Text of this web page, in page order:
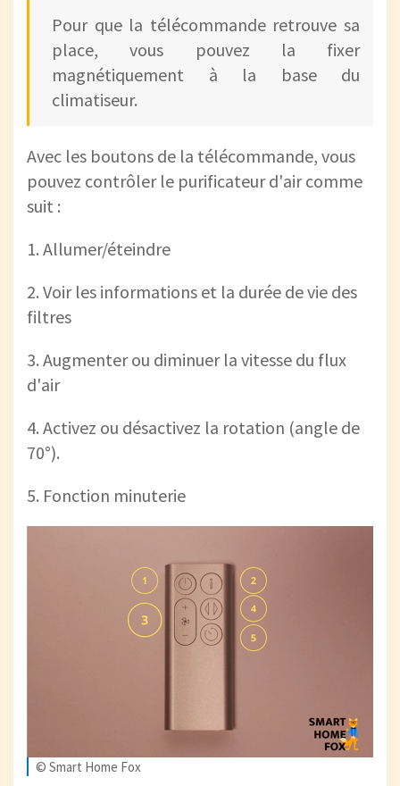
Pour que la télécommande retrouve sa
place, vous pouvez la fixer
magnétiquement à la base du
climatiseur.
Avec les boutons de la télécommande, vous
pouvez contrôler le purificateur d'air comme
suit :
1. Allumer/éteindre
2. Voir les informations et la durée de vie des
filtres
3. Augmenter ou diminuer la vitesse du flux
d'air
4. Activez ou désactivez la rotation (angle de
70°).
5. Fonction minuterie
© Smart Home Fox